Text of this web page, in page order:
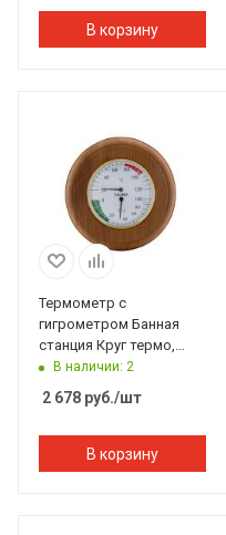
В корзину
Термометр с
гигрометром Банная
станция Круг термо,
липа, TH-10T, 212F,
Банный Эксперт
В наличии: 2
2 678 руб./шт
В корзину